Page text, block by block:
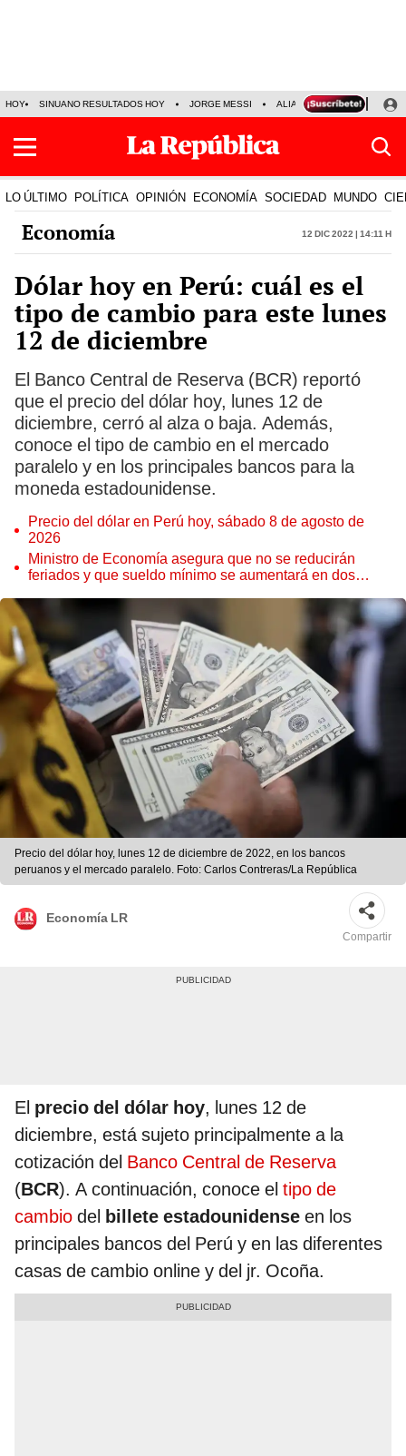
HOY SINUANO RESULTADOS HOY JORGE MESSI ALIANZA LIMA VS SPORT
LO ÚLTIMO POLÍTICA OPINIÓN ECONOMÍA SOCIEDAD MUNDO
Economía 12 Dic 2022 | 14:11 h
Dólar hoy en Perú: cuál es el
tipo de cambio para este lunes
12 de diciembre
El Banco Central de Reserva (BCR) reportó
que el precio del dólar hoy, lunes 12 de
diciembre, cerró al alza o baja. Además,
conoce el tipo de cambio en el mercado
paralelo y en los principales bancos para la
moneda estadounidense.
Precio del dólar en Perú hoy, sábado 8 de agosto de
2026
Ministro de Economía asegura que no se reducirán
feriados y que sueldo mínimo se aumentará en dos
Precio del dólar hoy, lunes 12 de diciembre de 2022, en los bancos
peruanos y el mercado paralelo. Foto: Carlos Contreras/La República
Economía LR
Compartir
El precio del dólar hoy, lunes 12 de
diciembre, está sujeto principalmente a la
cotización del Banco Central de Reserva
(BCR). A continuación, conoce el tipo de
cambio del billete estadounidense en los
principales bancos del Perú y en las diferentes
casas de cambio online y del jr. Ocoña.